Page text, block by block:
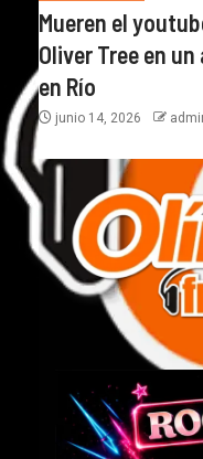
Mueren el
Oliver Tree en
en Río
junio 14, 2026